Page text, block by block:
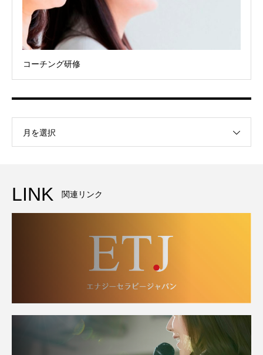
コーチング研修
月を選択
LINK 関連リンク